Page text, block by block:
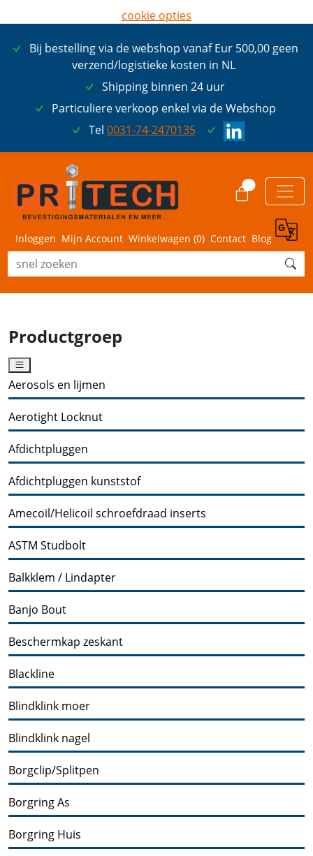
Bij bestelling via de webshop vanaf Eur 500,00 geen
verzend/logistieke kosten in NL
Shipping binnen 24 uur
Particuliere verkoop enkel via de Webshop
Tel 0031-74-2470135
Inloggen Mijn Account Winkelwagen (0) Contact Blog
Productgroep
Aerosols en lijmen
Aerotight Locknut
Afdichtpluggen
Afdichtpluggen kunststof
Amecoil/Helicoil schroefdraad inserts
ASTM Studbolt
Balkklem / Lindapter
Banjo Bout
Beschermkap zeskant
Blackline
Blindklink moer
Blindklink nagel
Borgclip/Splitpen
Borgring As
Borgring Huis
cookie opties
ik ga akkoord met cookies